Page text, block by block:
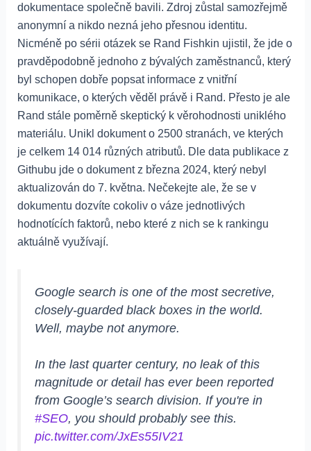
dokumentace společně bavili. Zdroj zůstal samozřejmě
anonymní a nikdo nezná jeho přesnou identitu.
Nicméně po sérii otázek se Rand Fishkin ujistil, že jde o
pravděpodobně jednoho z bývalých zaměstnanců, který
byl schopen dobře popsat informace z vnitřní
komunikace, o kterých věděl právě i Rand. Přesto je ale
Rand stále poměrně skeptický k věrohodnosti uniklého
materiálu. Unikl dokument o 2500 stranách, ve kterých
je celkem 14 014 různých atributů. Dle data publikace z
Githubu jde o dokument z března 2024, který nebyl
aktualizován do 7. května. Nečekejte ale, že se v
dokumentu dozvíte cokoliv o váze jednotlivých
hodnotících faktorů, nebo které z nich se k rankingu
aktuálně využívají.
Google search is one of the most secretive,
closely-guarded black boxes in the world.
Well, maybe not anymore.
In the last quarter century, no leak of this
magnitude or detail has ever been reported
from Google’s search division. If you're in
#SEO, you should probably see this.
pic.twitter.com/JxEs55IV21